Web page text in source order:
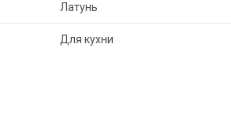
Латунь
Для кухни